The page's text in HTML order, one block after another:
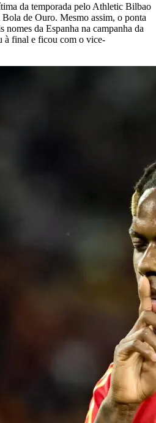
da temporada pelo Athletic Bilbao
de Ouro. Mesmo assim, o ponta
da Espanha na campanha da
à final e ficou com o vice-